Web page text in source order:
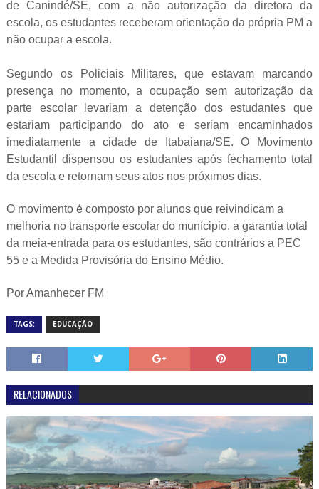
de Canindé/SE, com a não autorização da diretora da
escola, os estudantes receberam orientação da própria PM a
não ocupar a escola.
Segundo os Policiais Militares, que estavam marcando
presença no momento, a ocupação sem autorização da
parte escolar levariam a detenção dos estudantes que
estariam participando do ato e seriam encaminhados
imediatamente a cidade de Itabaiana/SE. O Movimento
Estudantil dispensou os estudantes após fechamento total
da escola e retornam seus atos nos próximos dias.
O movimento é composto por alunos que reivindicam a
melhoria no transporte escolar do munícipio, a garantia total
da meia-entrada para os estudantes, são contrários a PEC
55 e a Medida Provisória do Ensino Médio.
Por Amanhecer FM
TAGS: EDUCAÇÃO
RELACIONADOS